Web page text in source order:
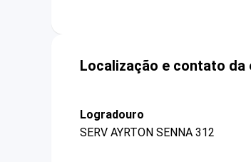
Localização e contato da
Logradouro
SERV AYRTON SENNA 312